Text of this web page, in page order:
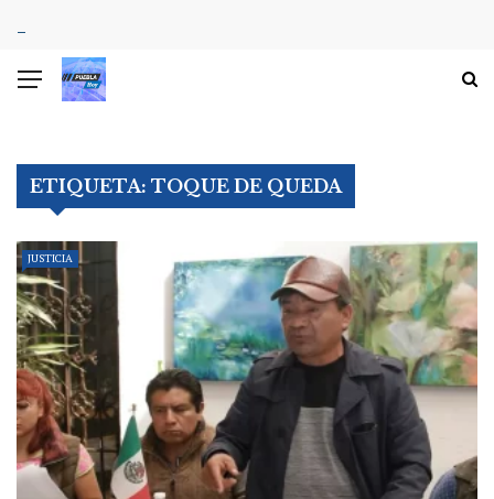
ETIQUETA: TOQUE DE QUEDA
JUSTICIA